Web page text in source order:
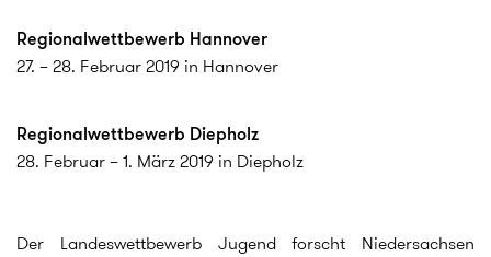
Regionalwettbewerb Hannover
27. – 28. Februar 2019 in Hannover
Regionalwettbewerb Diepholz
28. Februar – 1. März 2019 in Diepholz
Der Landeswettbewerb Jugend forscht Niedersachsen